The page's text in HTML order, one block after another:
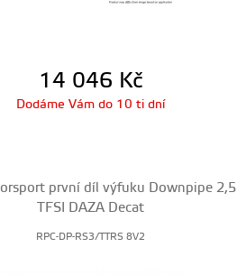
14 046 Kč
Dodáme Vám do 10 ti dní
první díl výfuku Downpipe 2,5
TFSI DAZA Decat
RPC-DP-RS3/TTRS 8V2